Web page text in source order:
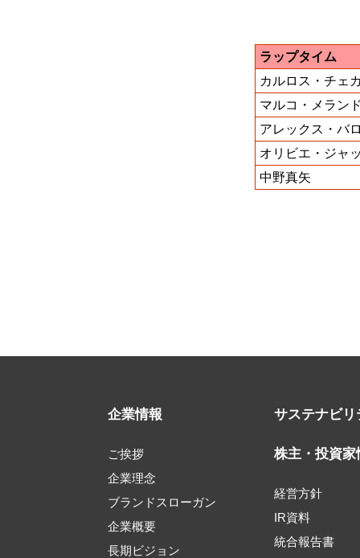
ラップタイム
カルロス・チェ
マルコ・メラン
アレックス・バ
オリビエ・ジャ
中野真矢
企業情報
ご挨拶
企業理念
ブランドスローガン
企業概要
長期ビジョン
サステナビリ
株主・投資家
経営方針
IR資料
統合報告書